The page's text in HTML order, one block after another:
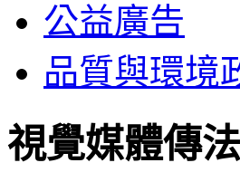
公益廣告
品質與環境
視覺媒體傳